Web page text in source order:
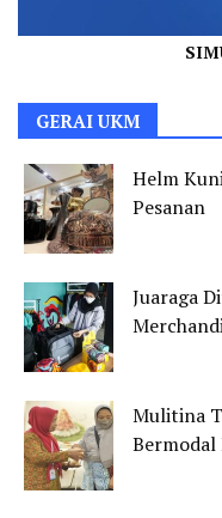
GERAI UKM
Helm
Pesanan
Juaraga
Mulitina
Bermodal